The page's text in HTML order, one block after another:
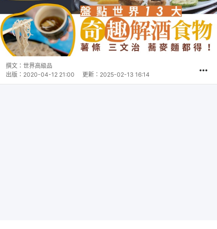
撰文： 世界高級品
出版： 2020-04-12 21:00 更新： 2025-02-13 16:14